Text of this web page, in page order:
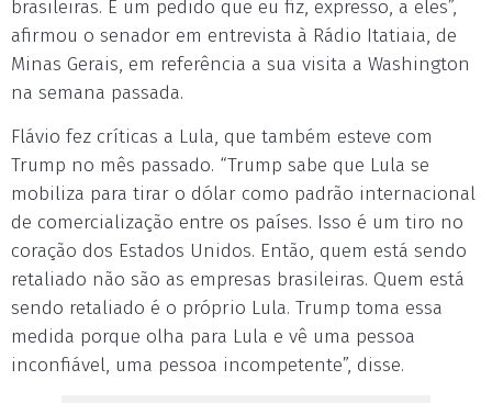
brasileiras. É um pedido que eu fiz, expresso, a eles”,
afirmou o senador em entrevista à Rádio Itatiaia, de
Minas Gerais, em referência a sua visita a Washington
na semana passada.
Flávio fez críticas a Lula, que também esteve com
Trump no mês passado. “Trump sabe que Lula se
mobiliza para tirar o dólar como padrão internacional
de comercialização entre os países. Isso é um tiro no
coração dos Estados Unidos. Então, quem está sendo
retaliado não são as empresas brasileiras. Quem está
sendo retaliado é o próprio Lula. Trump toma essa
medida porque olha para Lula e vê uma pessoa
inconfiável, uma pessoa incompetente”, disse.